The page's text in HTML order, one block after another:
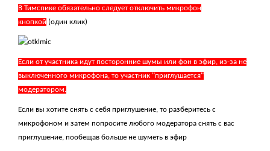
В Тимспике обязательно следует отключить микрофон
кнопкой (один клик)
Если от участника идут посторонние шумы или фон в эфир, из-за не
выключенного микрофона, то участник "приглушается"
модератором.
Если вы хотите снять с себя приглушение, то разберитесь с
микрофоном и затем попросите любого модератора снять с вас
приглушение, пообещав больше не шуметь в эфир